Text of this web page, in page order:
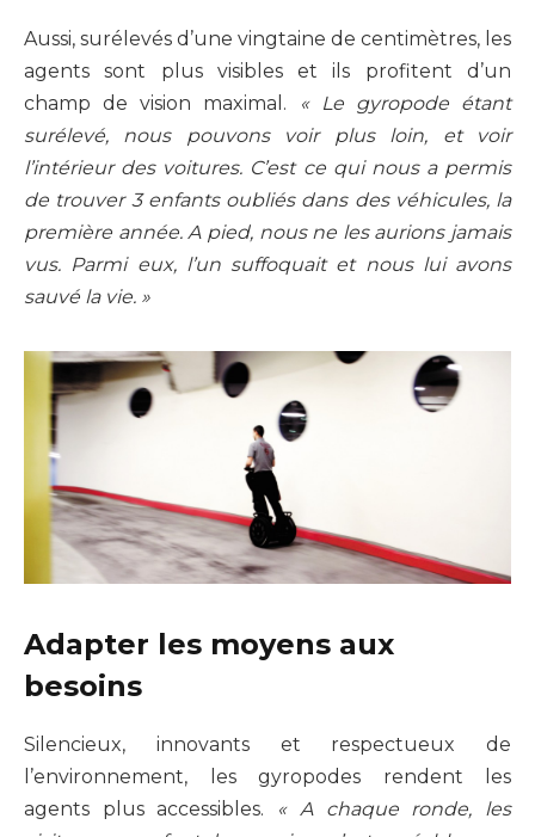
Aussi, surélevés d’une vingtaine de centimètres, les
agents sont plus visibles et ils profitent d’un
champ de vision maximal.
« Le gyropode étant
surélevé, nous pouvons voir plus loin, et voir
l’intérieur des voitures. C’est ce qui nous a permis
de trouver 3 enfants oubliés dans des véhicules, la
première année. A pied, nous ne les aurions jamais
vus. Parmi eux, l’un suffoquait et nous lui avons
sauvé la vie. »
Adapter les moyens aux
besoins
Silencieux, innovants et respectueux de
l’environnement, les gyropodes rendent les
agents plus accessibles. « A chaque ronde, les